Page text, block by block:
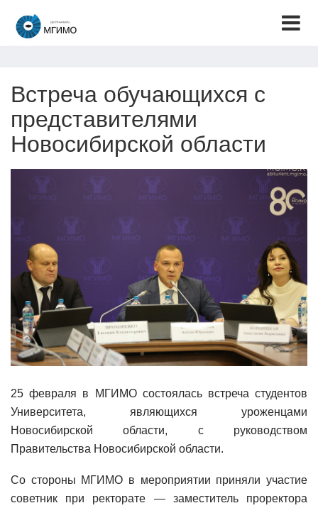
Встреча обучающихся с
представителями
Новосибирской области
25 февраля в МГИМО состоялась встреча студентов
Университета, являющихся уроженцами
Новосибирской области, с руководством
Правительства Новосибирской области.
Со стороны МГИМО в мероприятии приняли участие
советник при ректорате — заместитель проректора